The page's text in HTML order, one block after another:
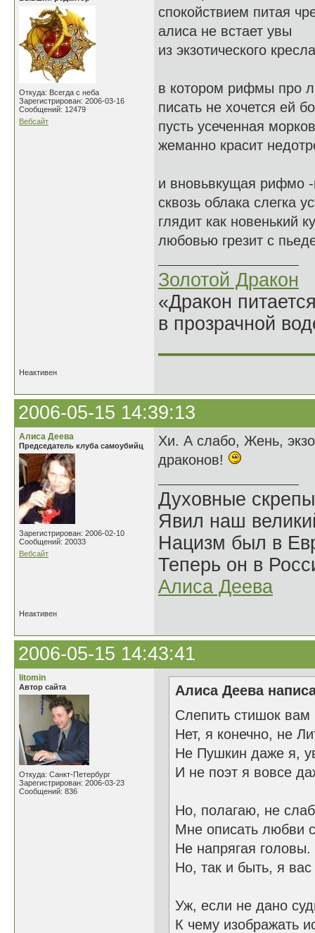
Откуда: Всегда с неба
Зарегистрирован: 2006-03-16
Сообщений: 12479
Вебсайт
спокойствием питая
алиса не встает увы
из экзотического кресла
в котором рифмы про
писать не хочется ей
пусть усеченная
жеманно красит
и вновьвкущая рифмо
сквозь облака слегка
глядит как новенький
любовью грезит с
Золотой Дракон
«Дракон
в прозрачной
Неактивен
2006-05-15 14:39:13
Алиса Деева
Председатель клуба самоубийц
Зарегистрирован: 2006-02-10
Сообщений: 20033
Вебсайт
Хи. А слабо, Жень,
драконов!
Духовные
Явил наш
Нацизм был в
Теперь он в
Алиса Деева
Неактивен
2006-05-15 14:43:41
litomin
Автор сайта
Откуда: Санкт-Петербург
Зарегистрирован: 2006-03-23
Сообщений: 836
Алиса Деева
Слепить стишок
Нет, я конечно, не
Не Пушкин даже я,
И не поэт я вовсе
Но, полагаю, не
Мне описать любви
Не напрягая головы.
Но, так и быть, я
Уж, если не дано
К чему изображать